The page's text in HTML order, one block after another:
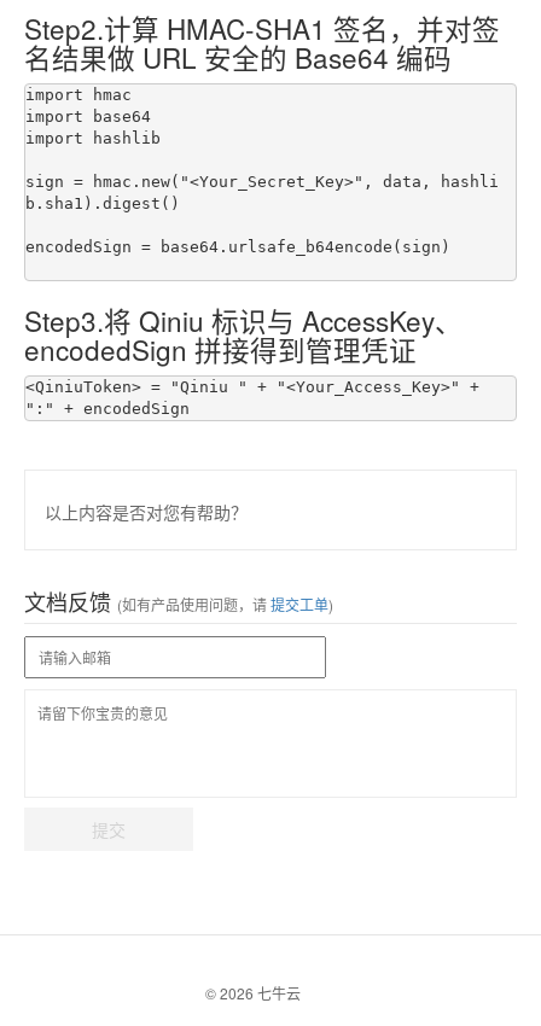
Step2.计算 HMAC-SHA1 签名，并对签
名结果做 URL 安全的 Base64 编码
import hmac
import base64
import hashlib
sign = hmac.new("<Your_Secret_Key>", data, hashli
b.sha1).digest()
encodedSign = base64.urlsafe_b64encode(sign)
Step3.将 Qiniu 标识与 AccessKey、
encodedSign 拼接得到管理凭证
<QiniuToken> = "Qiniu " + "<Your_Access_Key>" +
以上内容是否对您有帮助？
文档反馈 (如有产品使用问题，请提交工单)
提交
© 2026 七牛云